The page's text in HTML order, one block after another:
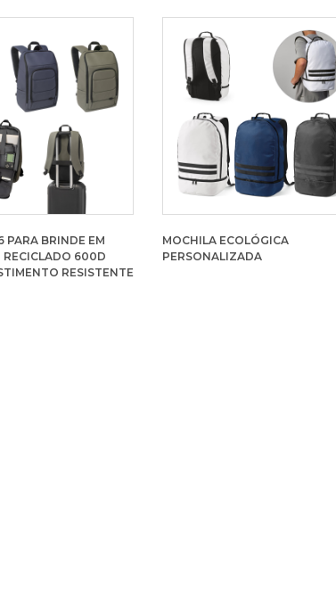
PARA BRINDE EM
RECICLADO 600D
RESISTENTE
MOCHILA ECOLÓGICA
PERSONALIZADA